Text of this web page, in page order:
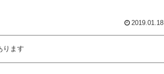
2019.01.18
ります